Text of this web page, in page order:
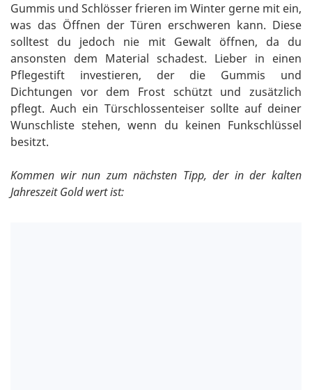
Gummis und Schlösser frieren im Winter gerne mit ein,
was das Öffnen der Türen erschweren kann. Diese
solltest du jedoch nie mit Gewalt öffnen, da du
ansonsten dem Material schadest. Lieber in einen
Pflegestift investieren, der die Gummis und
Dichtungen vor dem Frost schützt und zusätzlich
pflegt. Auch ein Türschlossenteiser sollte auf deiner
Wunschliste stehen, wenn du keinen Funkschlüssel
besitzt.
Kommen wir nun zum nächsten Tipp, der in der kalten
Jahreszeit Gold wert ist: